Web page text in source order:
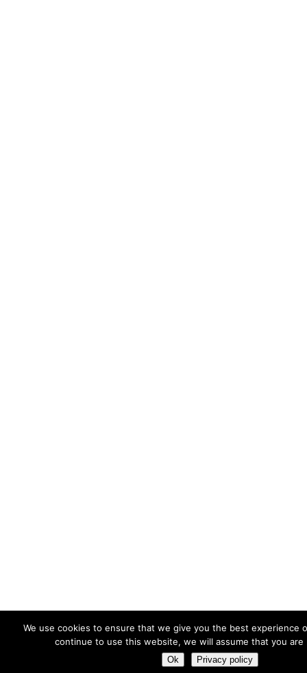
We use cookies to ensure that we give you the best experience
continue to use this website, we will assume that you are
Ok Privacy policy